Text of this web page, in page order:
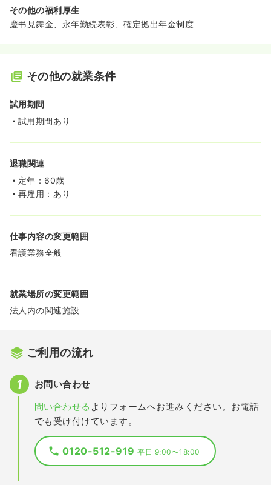
その他の福利厚生
慶弔見舞金、永年勤続表彰、確定拠出年金制度
その他の就業条件
試用期間
試用期間あり
退職関連
定年：60歳
再雇用：あり
仕事内容の変更範囲
看護業務全般
就業場所の変更範囲
法人内の関連施設
ご利用の流れ
お問い合わせ
問い合わせる よりフォームへお進みください。お電話
でも受け付けています。
0120-512-919平日 9:00〜18:00